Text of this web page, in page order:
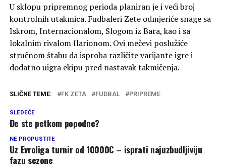
U sklopu pripremnog perioda planiran je i veći broj
kontrolnih utakmica. Fudbaleri Zete odmjeriće snage sa
Iskrom, Internacionalom, Slogom iz Bara, kao i sa
lokalnim rivalom Ilarionom. Ovi mečevi poslužiće
stručnom štabu da isproba različite varijante igre i
dodatno uigra ekipu pred nastavak takmičenja.
SLIČNE TEME: FK ZETA FUDBAL PRIPREME
SLEDEĆE
Đe ste petkom popodne?
NE PROPUSTITE
Uz Evroliga turnir od 10000€ – isprati najuzbudljiviju
fazu sezone